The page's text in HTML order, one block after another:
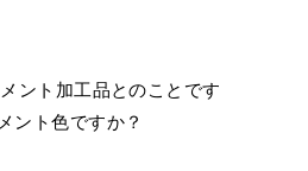
ント加工品とのことです
ント色ですか？